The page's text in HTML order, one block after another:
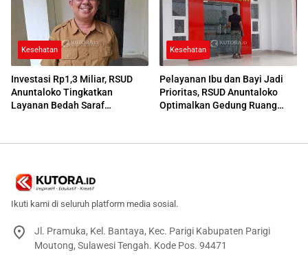
Kesehatan
Investasi Rp1,3 Miliar, RSUD
Anuntaloko Tingkatkan
Layanan Bedah Saraf
Kesehatan
Pelayanan Ibu dan Bayi Jadi
Prioritas, RSUD Anuntaloko
Optimalkan Gedung Ruang
Ikuti kami di seluruh platform media sosial.
Jl. Pramuka, Kel. Bantaya, Kec. Parigi Kabupaten Parigi
Moutong, Sulawesi Tengah. Kode Pos. 94471